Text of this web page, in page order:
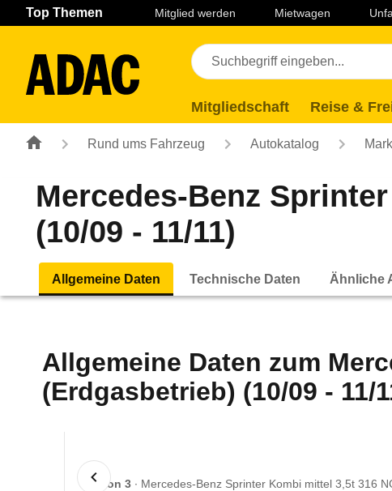
Navigation Seiteninhalt Fußzeile
Top Themen Mitglied werden Mietwagen
Mitgliedschaft Reise &
Rund ums Fahrzeug Autokatalog
Mercedes-Benz
(10/09 - 11/11)
Allgemeine Daten Technische Daten Ähnliche
Allgemeine Daten zum
(Erdgasbetrieb) (10/09 - 11/
1 von 3 Mercedes-Benz Sprinter Kombi mittel 3,5t 316